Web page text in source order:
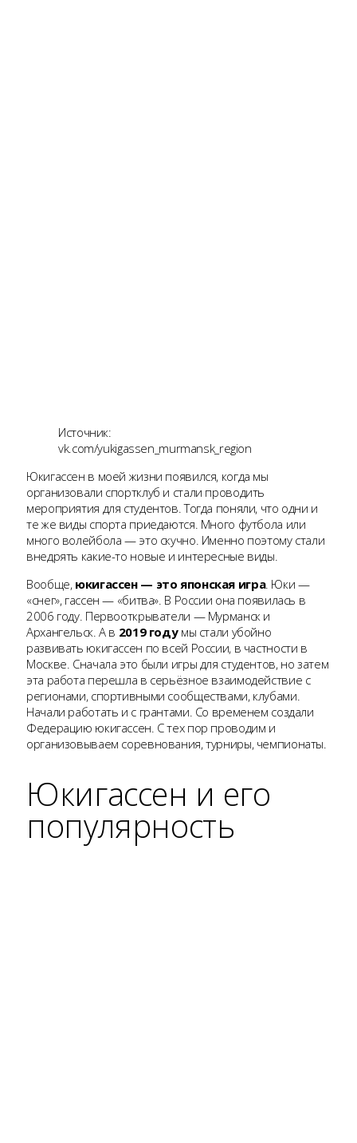
Источник:
vk.com/yukigassen_murmansk_region
Юкигассен в моей жизни появился, когда мы
организовали спортклуб и стали проводить
мероприятия для студентов. Тогда поняли, что одни и
те же виды спорта приедаются. Много футбола или
много волейбола — это скучно. Именно поэтому стали
внедрять какие-то новые и интересные виды.
Вообще, юкигассен — это японская игра. Юки —
«снег», гассен — «битва». В России она появилась в
2006 году. Первооткрыватели — Мурманск и
Архангельск. А в 2019 годумы стали убойно
развивать юкигассен по всей России, в частности в
Москве. Сначала это были игры для студентов, но затем
эта работа перешла в серьёзное взаимодействие с
регионами, спортивными сообществами, клубами.
Начали работать и с грантами. Со временем создали
Федерацию юкигассен. С тех пор проводим и
организовываем соревнования, турниры, чемпионаты.
Юкигассен и его
популярность